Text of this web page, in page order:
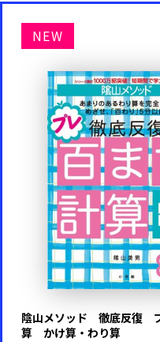
NEW
陰山メソッド 徹底反復
算 かけ算・わり算